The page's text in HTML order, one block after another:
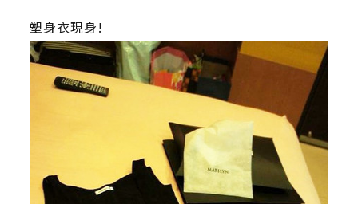
塑身衣現身!